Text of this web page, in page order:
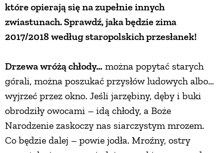
które opierają się na zupełnie innych
zwiastunach. Sprawdź, jaka będzie zima
2017/2018 według staropolskich przesłanek!
Drzewa wróżą chłody… można popytać starych
górali, można poszukać przysłów ludowych albo…
wyjrzeć przez okno. Jeśli jarzębiny, dęby i buki
obrodziły owocami – idą chłody, a Boże
Narodzenie zaskoczy nas siarczystym mrozem.
Co będzie dalej – powie jodła. Mroźny, ostry